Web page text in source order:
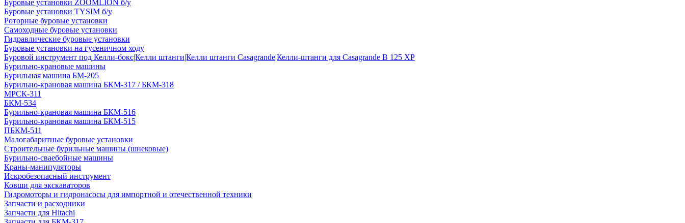
Буровые установки ZOOMLION б/у
Буровые установки TYSIM б/у
Роторные буровые установки
Самоходные буровые установки
Гидравлические буровые установки
Буровые установки на гусеничном ходу
Буровой инструмент под Келли-бокс|Келли штанги|Келли штанги Casagrande|Келли-штанги для Casagrande B 125 XP
Бурильно-крановые машины
Бурильная машина БМ-205
Бурильно-крановая машина БКМ-317 / БКМ-318
МРСК-311
БКМ-534
Бурильно-крановая машина БКМ-516
Бурильно-крановая машина БКМ-515
ПБКМ-511
Малогабаритные буровые установки
Строительные бурильные машины (шнековые)
Бурильно-сваебойные машины
Краны-манипуляторы
Искробезопасный инструмент
Ковши для экскаваторов
Гидромоторы и гидронасосы для импортной и отечественной техники
Запчасти и расходники
Запчасти для Hitachi